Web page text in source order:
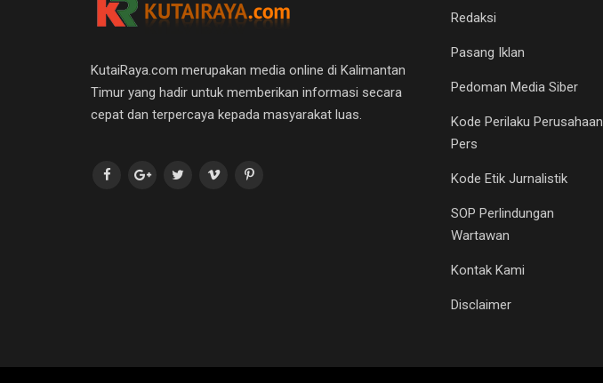
KutaiRaya.com merupakan media online di Kalimantan
Timur yang hadir untuk memberikan informasi secara
cepat dan terpercaya kepada masyarakat luas.
Redaksi
Pasang Iklan
Pedoman Media Siber
Kode Perilaku Perusahaan
Pers
Kode Etik Jurnalistik
SOP Perlindungan
Wartawan
Kontak Kami
Disclaimer